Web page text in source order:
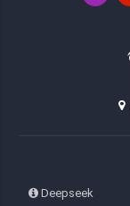
Deepseek